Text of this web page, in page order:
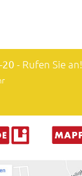
20 - Rufen Sie an!